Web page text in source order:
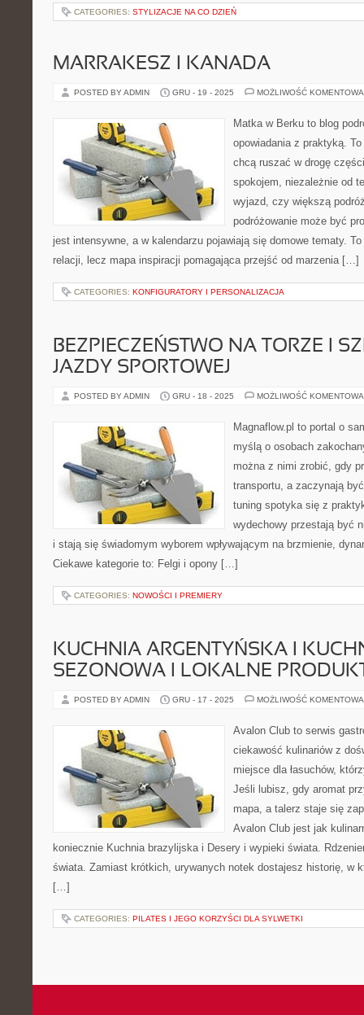
CATEGORIES: STYLIZACJE NA CO DZIEŃ
MARRAKESZ I KANADA
POSTED BY ADMIN GRU - 19 - 2025 MOŻLIWOŚĆ
Matka w Berku to blog
opowiadania z praktyką.
chcą ruszać w drogę
spokojem, niezależnie od
wyjazd, czy większą
podróżowanie może być
jest intensywne, a w kalendarzu pojawiają się domowe tematy.
relacji, lecz mapa inspiracji pomagająca przejść od marzenia […]
CATEGORIES: KONFIGURATORY I PERSONALIZACJA
BEZPIECZEŃSTWO NA TORZE I
JAZDY SPORTOWEJ
POSTED BY ADMIN GRU - 18 - 2025 MOŻLIWOŚĆ
Magnaflow.pl to portal o
myślą o osobach
można z nimi zrobić, gdy
transportu, a zaczynają
tuning spotyka się z
wydechowy przestają być
i stają się świadomym wyborem wpływającym na brzmienie,
Ciekawe kategorie to: Felgi i opony […]
CATEGORIES: NOWOŚCI I PREMIERY
KUCHNIA ARGENTYŃSKA I
SEZONOWA I LOKALNE
POSTED BY ADMIN GRU - 17 - 2025 MOŻLIWOŚĆ
Avalon Club to serwis
ciekawość kulinariów z
miejsce dla łasuchów,
Jeśli lubisz, gdy aromat
mapa, a talerz staje się
Avalon Club jest jak
koniecznie Kuchnia brazylijska i Desery i wypieki świata.
świata. Zamiast krótkich, urywanych notek dostajesz historię, w
[…]
CATEGORIES: PILATES I JEGO KORZYŚCI DLA SYLWETKI